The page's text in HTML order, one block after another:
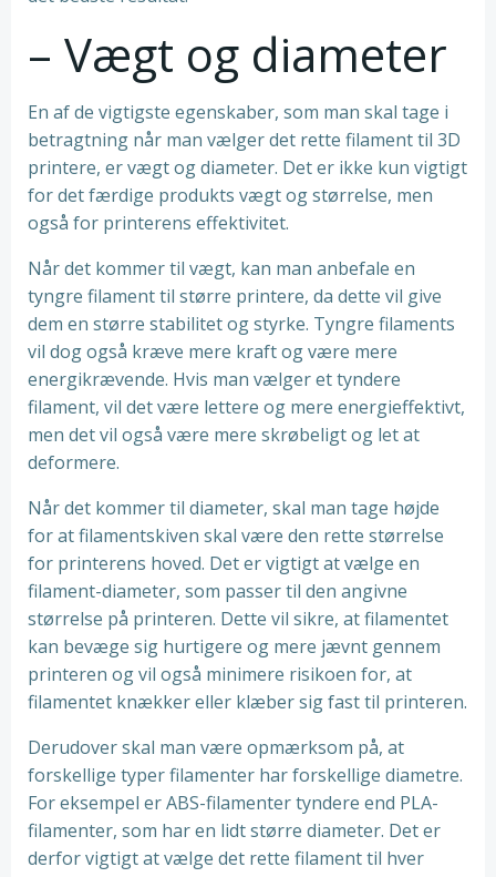
– Vægt og diameter
En af de vigtigste egenskaber, som man skal tage i
betragtning når man vælger det rette filament til 3D
printere, er vægt og diameter. Det er ikke kun vigtigt
for det færdige produkts vægt og størrelse, men
også for printerens effektivitet.
Når det kommer til vægt, kan man anbefale en
tyngre filament til større printere, da dette vil give
dem en større stabilitet og styrke. Tyngre filaments
vil dog også kræve mere kraft og være mere
energikrævende. Hvis man vælger et tyndere
filament, vil det være lettere og mere energieffektivt,
men det vil også være mere skrøbeligt og let at
deformere.
Når det kommer til diameter, skal man tage højde
for at filamentskiven skal være den rette størrelse
for printerens hoved. Det er vigtigt at vælge en
filament-diameter, som passer til den angivne
størrelse på printeren. Dette vil sikre, at filamentet
kan bevæge sig hurtigere og mere jævnt gennem
printeren og vil også minimere risikoen for, at
filamentet knækker eller klæber sig fast til printeren.
Derudover skal man være opmærksom på, at
forskellige typer filamenter har forskellige diametre.
For eksempel er ABS-filamenter tyndere end PLA-
filamenter, som har en lidt større diameter. Det er
derfor vigtigt at vælge det rette filament til hver